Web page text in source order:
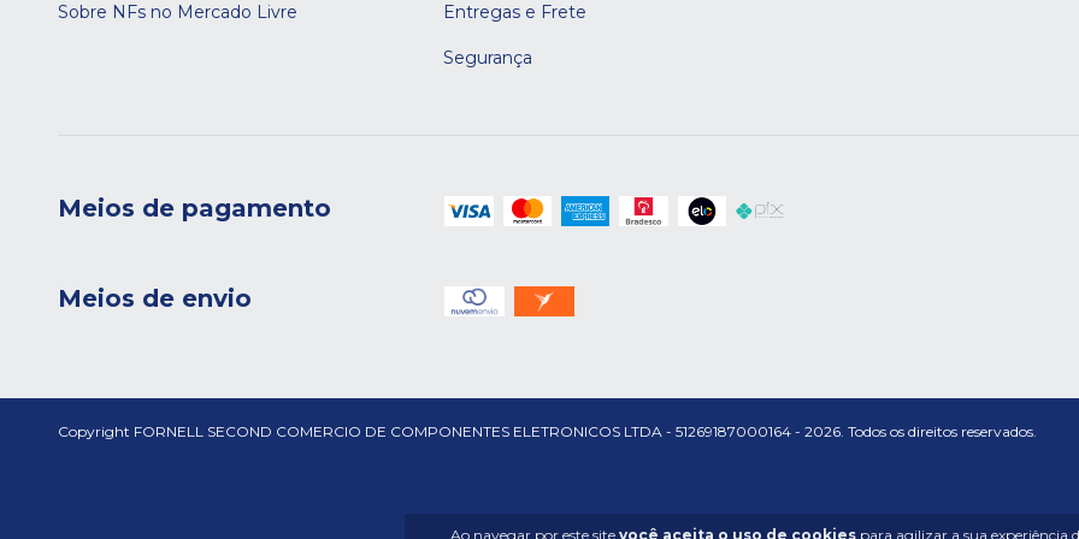
Ao navegar por este site você aceita o uso de cookiespara agilizar a sua experiência
Sobre NFs no Mercado Livre Entregas e Frete
Segurança
Meios de pagamento
Meios de envio
Copyright FORNELL SECOND COMERCIO DE COMPONENTES ELETRONICOS LTDA - 51269187000164 - 2026. Todos os direitos reservados.